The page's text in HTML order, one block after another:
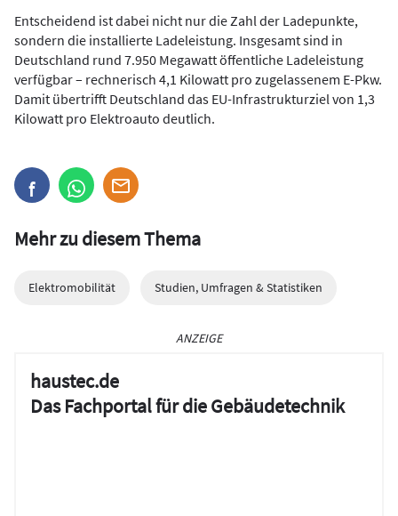
Entscheidend ist dabei nicht nur die Zahl der Ladepunkte,
sondern die installierte Ladeleistung. Insgesamt sind in
Deutschland rund 7.950 Megawatt öffentliche Ladeleistung
verfügbar – rechnerisch 4,1 Kilowatt pro zugelassenem E-Pkw.
Damit übertrifft Deutschland das EU-Infrastrukturziel von 1,3
Kilowatt pro Elektroauto deutlich.
Mehr zu diesem Thema
Elektromobilität Studien, Umfragen & Statistiken
ANZEIGE
haustec.de
Das Fachportal für die Gebäudetechnik